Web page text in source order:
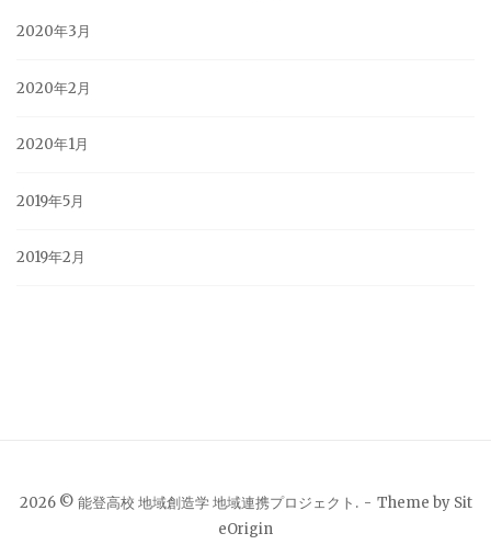
2020年3月
2020年2月
2020年1月
2019年5月
2019年2月
2026 © 能登高校 地域創造学 地域連携プロジェクト. Theme by Sit
eOrigin